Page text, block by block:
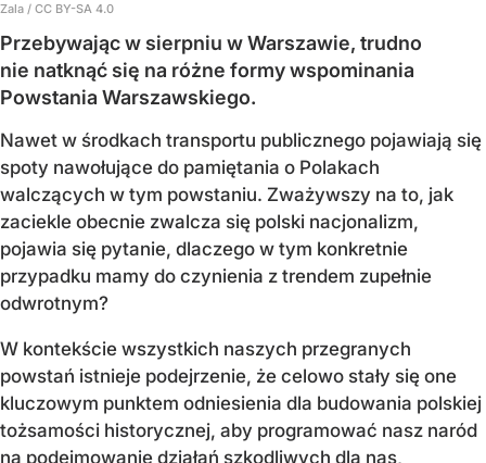
Zala / CC BY-SA 4.0
Przebywając w sierpniu w Warszawie, trudno
nie natknąć się na różne formy wspominania
Powstania Warszawskiego.
Nawet w środkach transportu publicznego pojawiają się
spoty nawołujące do pamiętania o Polakach
walczących w tym powstaniu. Zważywszy na to, jak
zaciekle obecnie zwalcza się polski nacjonalizm,
pojawia się pytanie, dlaczego w tym konkretnie
przypadku mamy do czynienia z trendem zupełnie
odwrotnym?
W kontekście wszystkich naszych przegranych
powstań istnieje podejrzenie, że celowo stały się one
kluczowym punktem odniesienia dla budowania polskiej
tożsamości historycznej, aby programować nasz naród
na podejmowanie działań szkodliwych dla nas,